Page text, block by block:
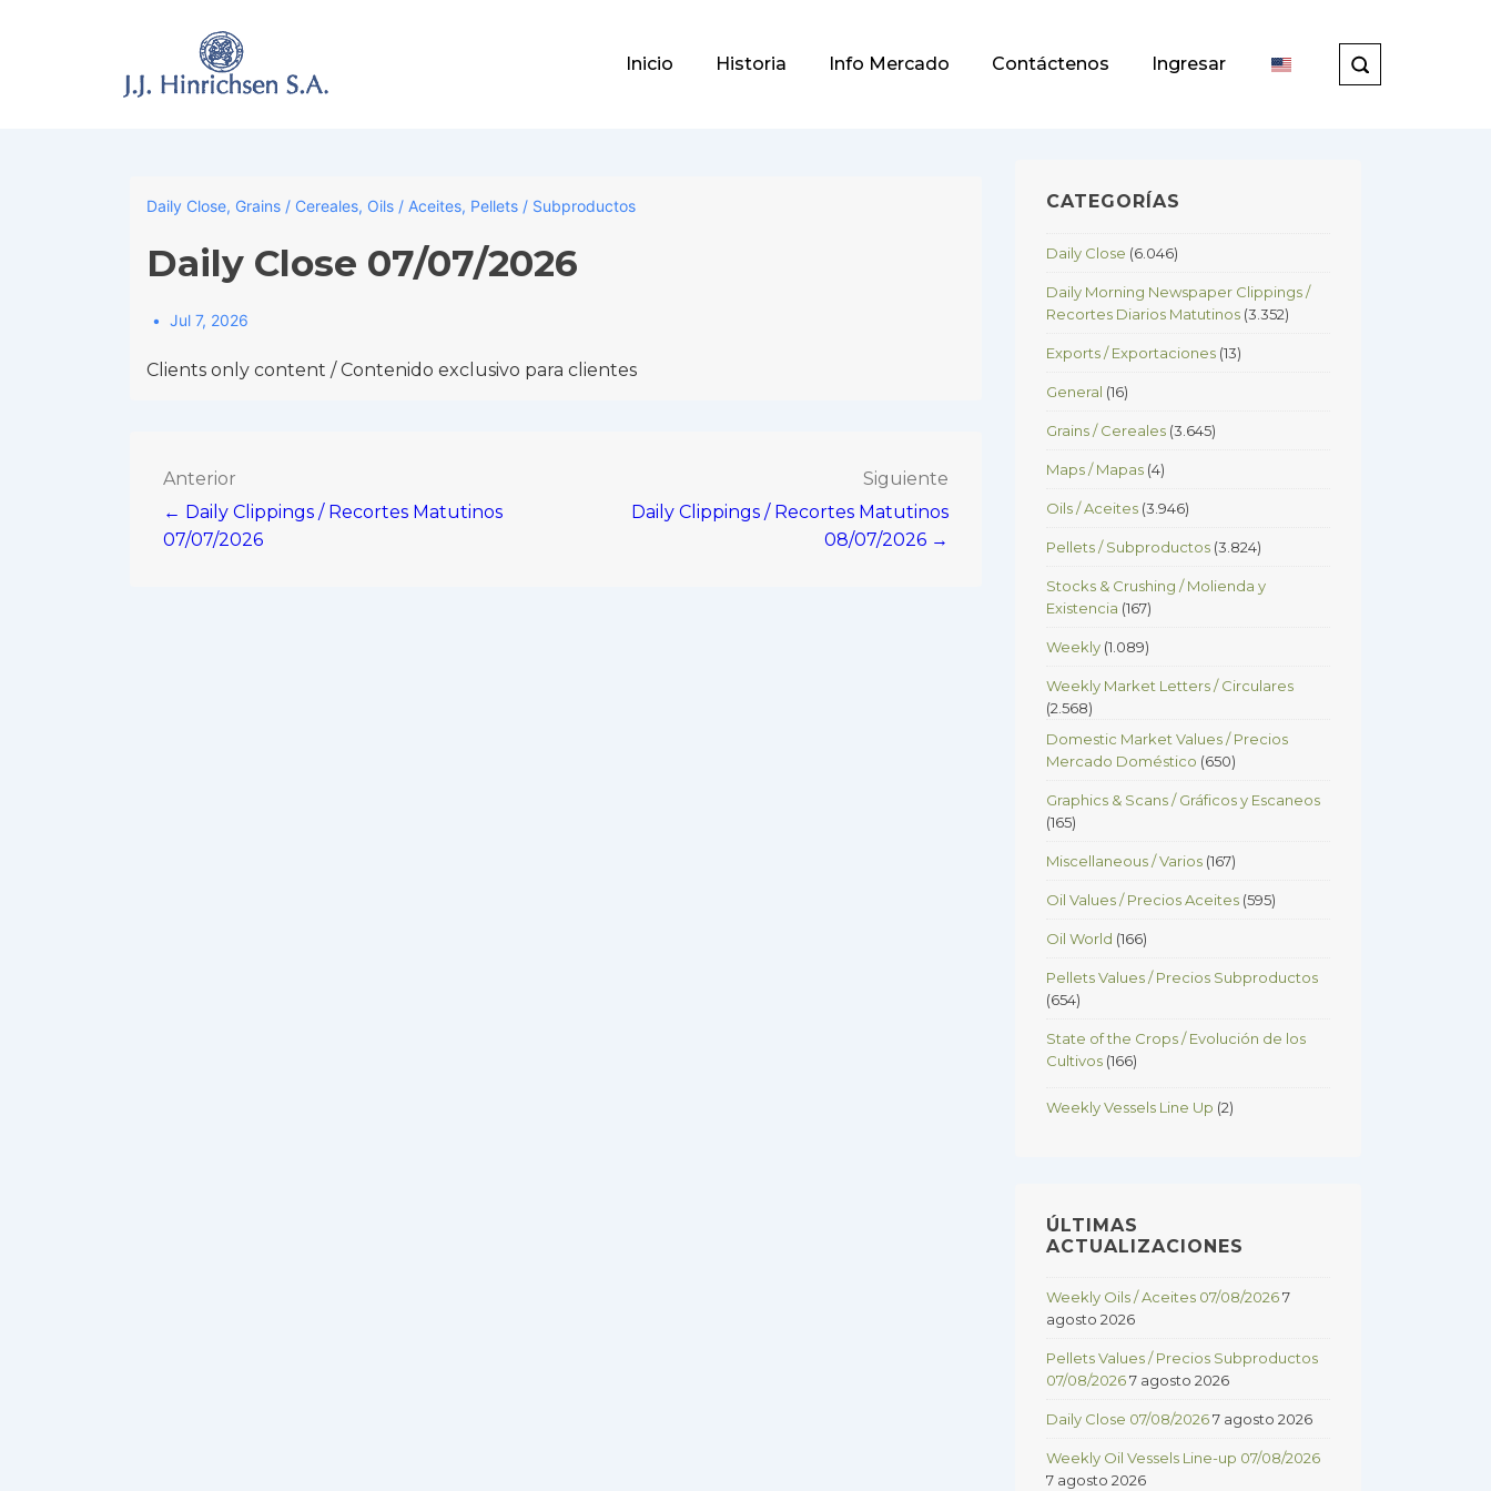
Main
Inicio Historia Info Mercado Contáctenos Ingresar
Daily Close, Grains / Cereales, Oils / Aceites, Pellets / Subproductos
Daily Close 07/07/2026
Jul 7, 2026
Clients only content / Contenido exclusivo para clientes
Navegación
de
Anterior
← Daily Clippings / Recortes Matutinos
07/07/2026
Siguiente
Daily Clippings / Recortes Matutinos
08/07/2026 →
CATEGORÍAS
Daily Close (6.046)
Daily Morning Newspaper Clippings /
Recortes Diarios Matutinos (3.352)
Exports / Exportaciones (13)
General (16)
Grains / Cereales (3.645)
Maps / Mapas (4)
Oils / Aceites (3.946)
Pellets / Subproductos (3.824)
Stocks & Crushing / Molienda y
Existencia (167)
Weekly (1.089)
Weekly Market Letters / Circulares
(2.568)
Domestic Market Values / Precios
Mercado Doméstico (650)
Graphics & Scans / Gráficos y Escaneos
(165)
Miscellaneous / Varios (167)
Oil Values / Precios Aceites (595)
Oil World (166)
Pellets Values / Precios Subproductos
(654)
State of the Crops / Evolución de los
Cultivos (166)
Weekly Vessels Line Up (2)
ÚLTIMAS
ACTUALIZACIONES
Weekly Oils / Aceites 07/08/20267
agosto 2026
Pellets Values / Precios Subproductos
07/08/20267 agosto 2026
Daily Close 07/08/20267 agosto 2026
Weekly Oil Vessels Line-up 07/08/2026
7 agosto 2026